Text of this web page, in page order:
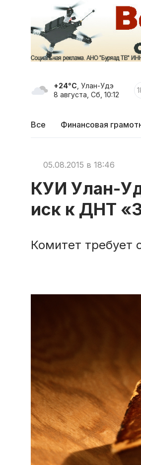
+24°C , Улан-Удэ
8 августа, Сб, 10:12
Все Финансовая
05.08.2015 в 18:46
КУИ Улан-
иск к ДНТ
Комитет требует